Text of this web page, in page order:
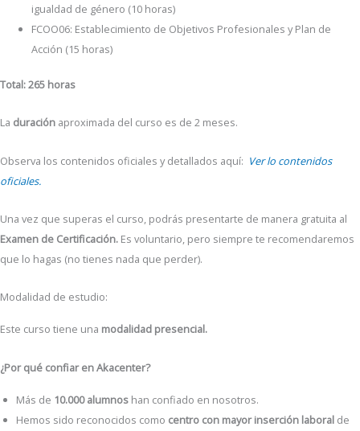
igualdad de género (10 horas)
FCOO06: Establecimiento de Objetivos Profesionales y Plan de
Acción (15 horas)
Total: 265 horas
La duración aproximada del curso es de 2 meses.
Observa los contenidos oficiales y detallados aquí: Ver lo contenidos
oficiales.
Una vez que superas el curso, podrás presentarte de manera gratuita al
Examen de Certificación. Es voluntario, pero siempre te recomendaremos
que lo hagas (no tienes nada que perder).
Modalidad de estudio:
Este curso tiene una modalidad presencial.
¿Por qué confiar en Akacenter?
Más de 10.000 alumnos han confiado en nosotros.
Hemos sido reconocidos como centro con mayor inserción laboral de